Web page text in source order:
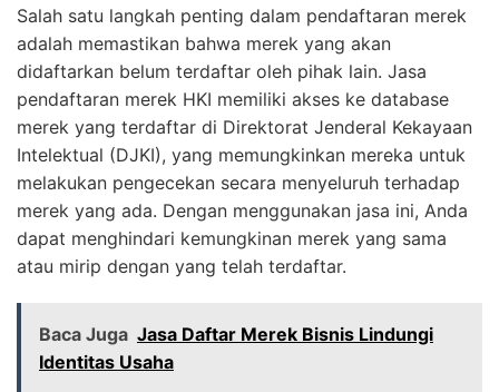
Salah satu langkah penting dalam pendaftaran merek
adalah memastikan bahwa merek yang akan
didaftarkan belum terdaftar oleh pihak lain. Jasa
pendaftaran merek HKI memiliki akses ke database
merek yang terdaftar di Direktorat Jenderal Kekayaan
Intelektual (DJKI), yang memungkinkan mereka untuk
melakukan pengecekan secara menyeluruh terhadap
merek yang ada. Dengan menggunakan jasa ini, Anda
dapat menghindari kemungkinan merek yang sama
atau mirip dengan yang telah terdaftar.
Baca Juga Jasa Daftar Merek Bisnis Lindungi
Identitas Usaha